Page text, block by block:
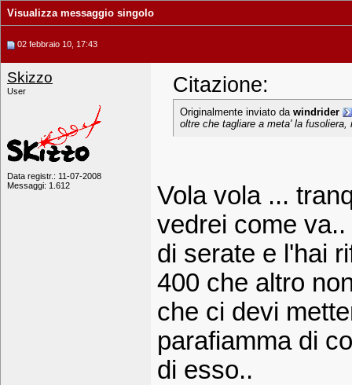
Visualizza messaggio singolo
02 febbraio 10, 17:43
Skizzo
User
Data registr.: 11-07-2008
Messaggi: 1.612
Citazione:
Originalmente inviato da windrider
oltre che tagliare a meta' la fusoliera,
Vola vola ...
vedrei come
di serate e l'hai
400 che altro
che ci devi
parafiamma di
di esso..